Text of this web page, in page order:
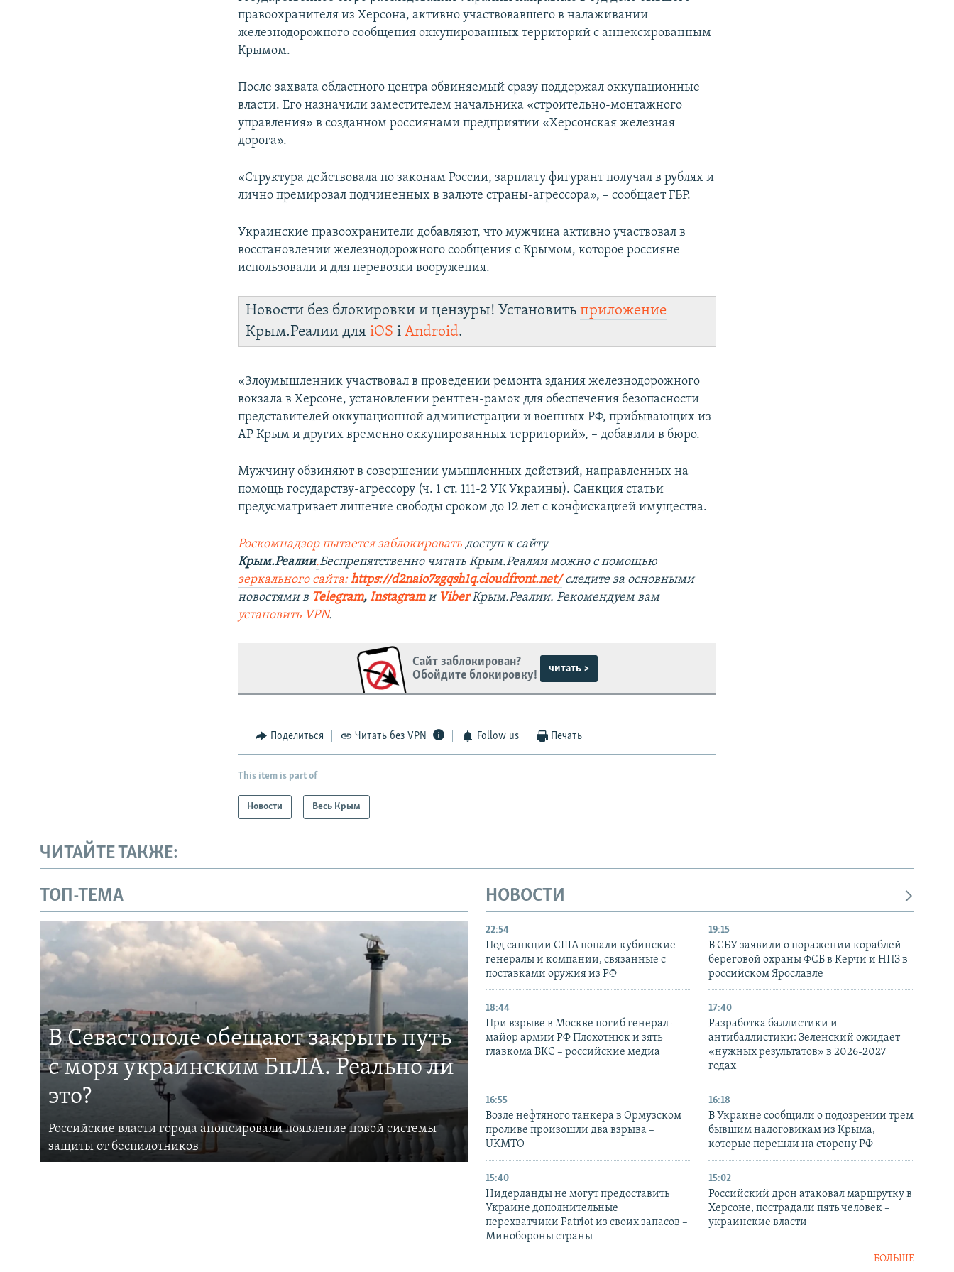
правоохранителя из Херсона, активно участвовавшего в налаживании
железнодорожного сообщения оккупированных территорий с аннексированным
Крымом.
После захвата областного центра обвиняемый сразу поддержал оккупационные
власти. Его назначили заместителем начальника «строительно-монтажного
управления» в созданном россиянами предприятии «Херсонская железная
дорога».
«Структура действовала по законам России, зарплату фигурант получал в рублях и
лично премировал подчиненных в валюте страны-агрессора», – сообщает ГБР.
Украинские правоохранители добавляют, что мужчина активно участвовал в
восстановлении железнодорожного сообщения с Крымом, которое россияне
использовали и для перевозки вооружения.
Новости без блокировки и цензуры! Установитьприложение
Крым.Реалии дляiOS іAndroid.
«Злоумышленник участвовал в проведении ремонта здания железнодорожного
вокзала в Херсоне, установлении рентген-рамок для обеспечения безопасности
представителей оккупационной администрации и военных РФ, прибывающих из
АР Крым и других временно оккупированных территорий», – добавили в бюро.
Мужчину обвиняют в совершении умышленных действий, направленных на
помощь государству-агрессору (ч. 1 ст. 111-2 УК Украины). Санкция статьи
предусматривает лишение свободы сроком до 12 лет с конфискацией имущества.
Роскомнадзор пытается заблокировать доступ к сайту
Крым.Реалии.Беспрепятственно читать Крым.Реалии можно с помощью
зеркального сайта:https://d2naio7zgqsh1q.cloudfront.net/ следите за основными
новостями в Telegram,Instagramи Viber Крым.Реалии. Рекомендуем вам
установить VPN.
Сайт заблокирован?
Обойдите блокировку!
читать >
Поделиться Читать без VPN Follow us Печать
This item is part of
Новости Весь Крым
ЧИТАЙТЕ ТАКЖЕ:
ТОП-ТЕМА
В Севастополе обещают закрыть путь
с моря украинским БпЛА. Реально ли
это?
Российские власти города анонсировали появление новой системы
защиты от беспилотников
НОВОСТИ
22:54
Под санкции США попали кубинские
генералы и компании, связанные с
поставками оружия из РФ
19:15
В СБУ заявили о поражении кораблей
береговой охраны ФСБ в Керчи и НПЗ в
российском Ярославле
18:44
При взрыве в Москве погиб генерал-
майор армии РФ Плохотнюк и зять
главкома ВКС – российские медиа
17:40
Разработка баллистики и
антибаллистики: Зеленский ожидает
«нужных результатов» в 2026-2027
годах
16:55
Возле нефтяного танкера в Ормузском
проливе произошли два взрыва –
UKMTO
16:18
В Украине сообщили о подозрении трем
бывшим налоговикам из Крыма,
которые перешли на сторону РФ
15:40
Нидерланды не могут предоставить
Украине дополнительные
перехватчики Patriot из своих запасов –
Минобороны страны
15:02
Российский дрон атаковал маршрутку в
Херсоне, пострадали пять человек –
украинские власти
БОЛЬШЕ